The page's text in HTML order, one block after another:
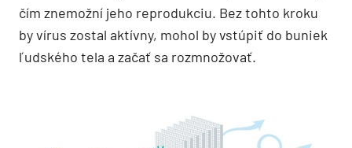
čím znemožní jeho reprodukciu. Bez tohto kroku
by vírus zostal aktívny, mohol by vstúpiť do buniek
ľudského tela a začať sa rozmnožovať.